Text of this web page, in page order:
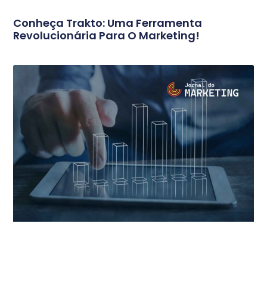
Conheça Trakto: Uma Ferramenta
Revolucionária Para O Marketing!